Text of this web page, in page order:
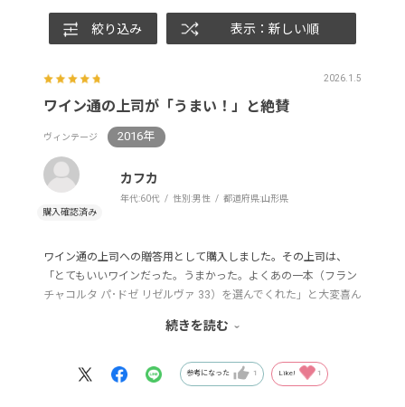
絞り込み 表示：新しい順
2026.1.5
ワイン通の上司が「うまい！」と絶賛
ヴィンテージ 2016年
カフカ
年代:60代 性別:男性 都道府県:山形県
ワイン通の上司への贈答用として購入しました。その上司は、
「とてもいいワインだった。うまかった。よくあの一本（フラン
チャコルタ パ･ドゼ リゼルヴァ 33）を選んでくれた」と大変喜ん
UNCORKを紹介しました。
続きを読む
参考になった 1 Like! 1